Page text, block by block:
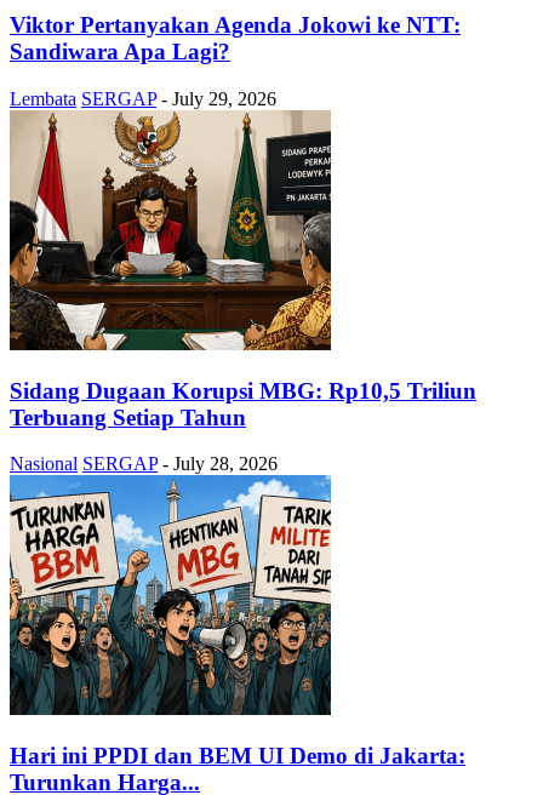
Viktor Pertanyakan Agenda Jokowi ke NTT:
Sandiwara Apa Lagi?
Lembata SERGAP - July 29, 2026
Sidang Dugaan Korupsi MBG: Rp10,5 Triliun
Terbuang Setiap Tahun
Nasional SERGAP - July 28, 2026
Hari ini PPDI dan BEM UI Demo di Jakarta:
Turunkan Harga...